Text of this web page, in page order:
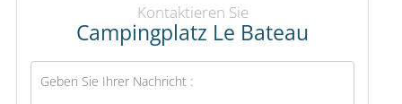
Kontaktieren Sie
Campingplatz Le Bateau